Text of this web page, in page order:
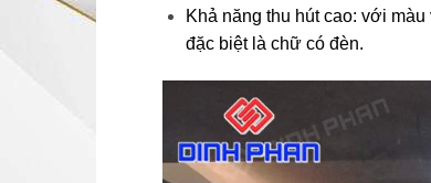
Khả năng thu hút cao: với
đặc biệt là chữ có đèn.